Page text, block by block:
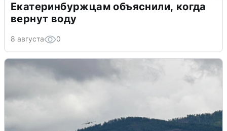
Екатеринбуржцам объяснили, когда
вернут воду
8 августа 0